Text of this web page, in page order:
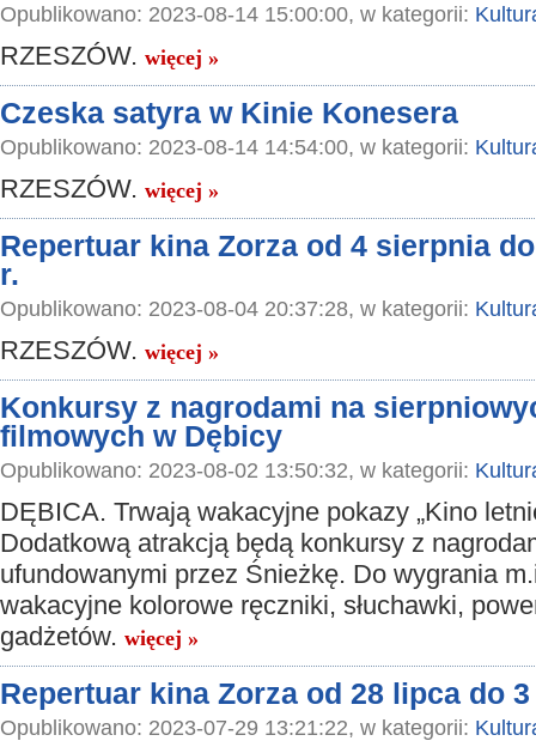
Opublikowano: 2023-08-14 15:00:00, w kategorii:
RZESZÓW. więcej »
Czeska satyra w Kinie Konesera
Opublikowano: 2023-08-14 14:54:00, w kategorii:
RZESZÓW. więcej »
Repertuar kina Zorza od 4 sierpnia
r.
Opublikowano: 2023-08-04 20:37:28, w kategorii:
RZESZÓW. więcej »
Konkursy z nagrodami na
filmowych w Dębicy
Opublikowano: 2023-08-02 13:50:32, w kategorii:
DĘBICA. Trwają wakacyjne pokazy „Kino
Dodatkową atrakcją będą konkursy z
ufundowanymi przez Śnieżkę. Do wygrania
wakacyjne kolorowe ręczniki, słuchawki,
gadżetów. więcej »
Repertuar kina Zorza od 28 lipca do
Opublikowano: 2023-07-29 13:21:22, w kategorii: